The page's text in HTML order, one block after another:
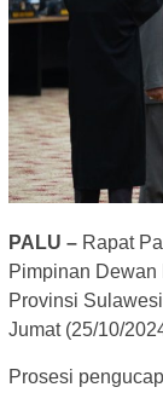
PALU – Rapat
Pimpinan
Provinsi
Jumat (25/10/
Prosesi